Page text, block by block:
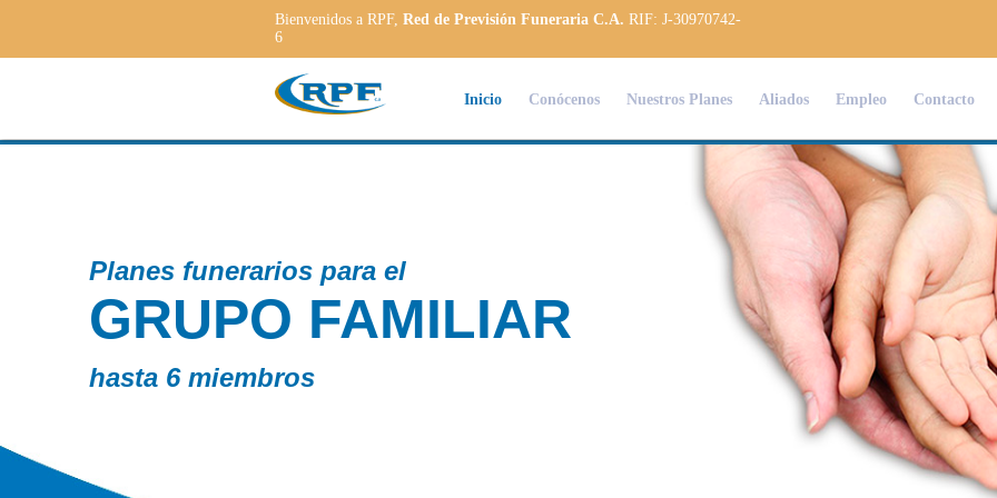
Bienvenidos a RPF, Red de Previsión Funeraria C.A. RIF: J-30970742-
6
Inicio Conócenos Nuestros Planes Aliados Empleo Contacto
para el
FAMILIAR